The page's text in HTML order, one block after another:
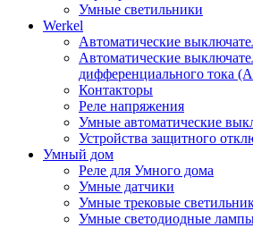
Умные светильники
Werkel
Автоматические
Автоматические
дифференциального тока
Контакторы
Реле напряжения
Умные автоматические
Устройства защитного
Умный дом
Реле для Умного дома
Умные датчики
Умные трековые
Умные светодиодные